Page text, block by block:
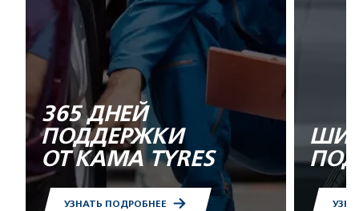
365 ДНЕЙ
ПОДДЕРЖКИ
ОТ KAMA TYRES
УЗНАТЬ ПОДРОБНЕЕ